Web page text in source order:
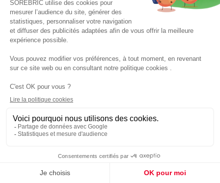
Mémo liste des courses - JE CHERCHE UNE IDEE
Réf : 3561863333508
8,90 €
DE STOCK